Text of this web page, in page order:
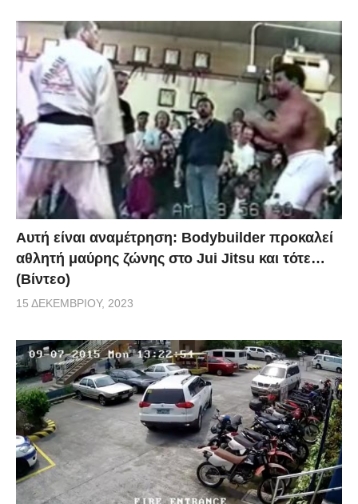
Αυτή είναι αναμέτρηση: Bodybuilder προκαλεί
αθλητή μαύρης ζώνης στο Jui Jitsu και τότε…
(Βίντεο)
15 ΔΕΚΕΜΒΡΊΟΥ, 2023